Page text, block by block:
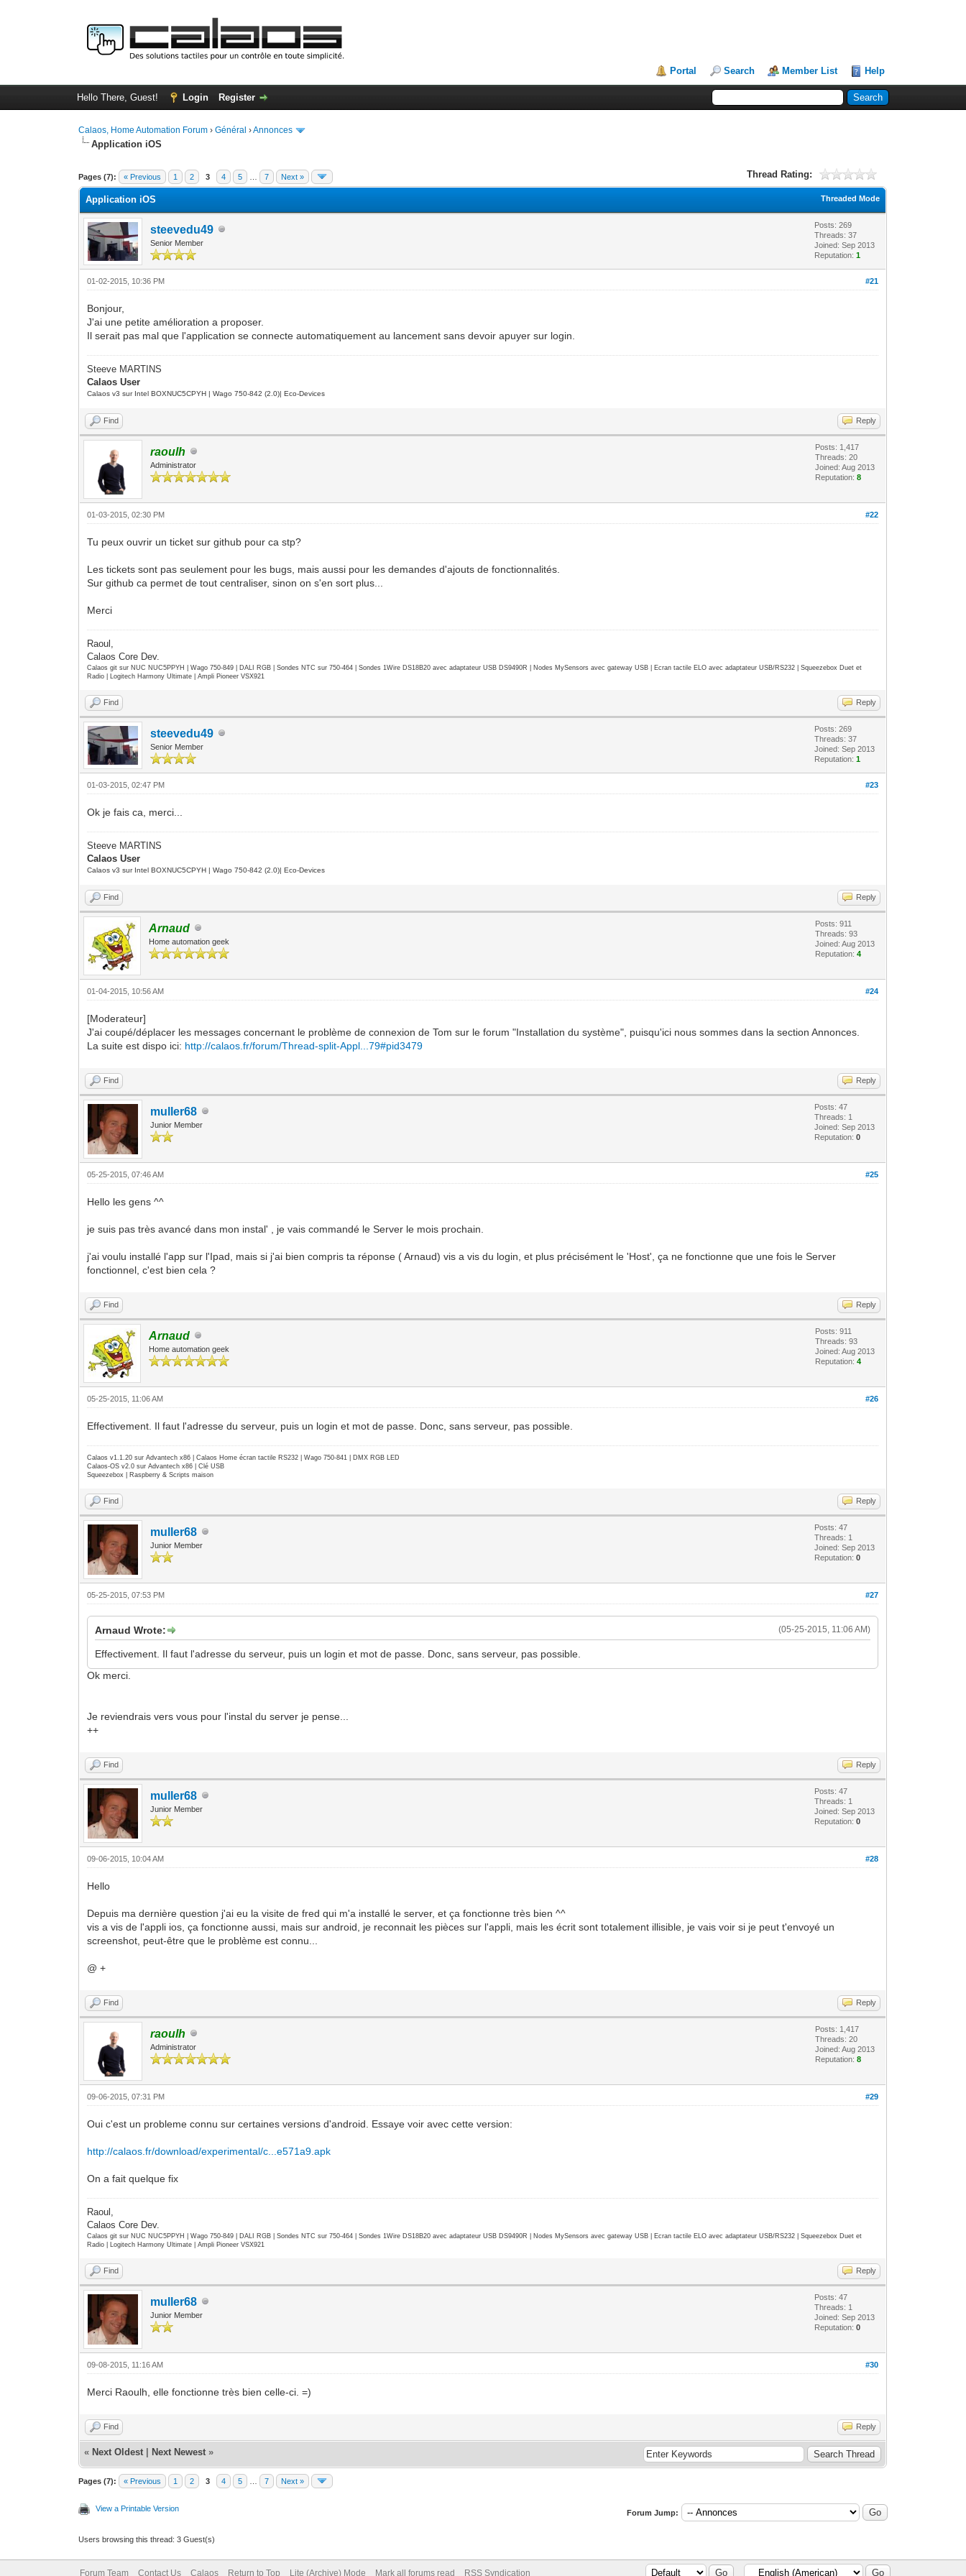
Portal Search Member List Help
Hello There, Guest! Login Register
Calaos, Home Automation Forum ›Général ›Annonces
Application iOS
Pages (7): « Previous 1 2 3 4 5 7 Next » Thread Rating:
0 Vote(s) - 0 Average
1
2
3
4
5
Threaded Mode
Application iOS
steevedu49
Senior Member
Posts: 269
Threads: 37
Joined: Sep 2013
Reputation:1
#21
01-02-2015, 10:36 PM
Bonjour,
J'ai une petite amélioration a proposer.
Il serait pas mal que l'application se connecte automatiquement au lancement sans devoir apuyer sur login.
Steeve MARTINS
Calaos User
Calaos v3 sur Intel BOXNUC5CPYH | Wago 750-842 (2.0)| Eco-Devices
Find Reply
raoulh
Administrator
Posts: 1,417
Threads: 20
Joined: Aug 2013
Reputation:8
#22
01-03-2015, 02:30 PM
Tu peux ouvrir un ticket sur github pour ca stp?
Les tickets sont pas seulement pour les bugs, mais aussi pour les demandes d'ajouts de fonctionnalités.
Sur github ca permet de tout centraliser, sinon on s'en sort plus...
Merci
Raoul,
Calaos Core Dev.
Calaos git sur NUC NUC5PPYH | Wago 750-849 | DALI RGB | Sondes NTC sur 750-464 | Sondes 1Wire DS18B20 avec adaptateur USB DS9490R | Nodes MySensors avec gateway USB | Ecran tactile ELO avec adaptateur USB/RS232 | Squeezebox Duet et
Radio | Logitech Harmony Ultimate | Ampli Pioneer VSX921
Find Reply
steevedu49
Senior Member
Posts: 269
Threads: 37
Joined: Sep 2013
Reputation:1
#23
01-03-2015, 02:47 PM
Ok je fais ca, merci...
Steeve MARTINS
Calaos User
Calaos v3 sur Intel BOXNUC5CPYH | Wago 750-842 (2.0)| Eco-Devices
Find Reply
Arnaud
Home automation geek
Posts: 911
Threads: 93
Joined: Aug 2013
Reputation:4
#24
01-04-2015, 10:56 AM
[Moderateur]
J'ai coupé/déplacer les messages concernant le problème de connexion de Tom sur le forum "Installation du système", puisqu'ici nous sommes dans la section Annonces.
La suite est dispo ici: http://calaos.fr/forum/Thread-split-Appl...79#pid3479
Find Reply
muller68
Junior Member
Posts: 47
Threads: 1
Joined: Sep 2013
Reputation:0
#25
05-25-2015, 07:46 AM
Hello les gens ^^
je suis pas très avancé dans mon instal' , je vais commandé le Server le mois prochain.
j'ai voulu installé l'app sur l'Ipad, mais si j'ai bien compris ta réponse ( Arnaud) vis a vis du login, et plus précisément le 'Host', ça ne fonctionne que une fois le Server
fonctionnel, c'est bien cela ?
Find Reply
Arnaud
Home automation geek
Posts: 911
Threads: 93
Joined: Aug 2013
Reputation:4
#26
05-25-2015, 11:06 AM
Effectivement. Il faut l'adresse du serveur, puis un login et mot de passe. Donc, sans serveur, pas possible.
Calaos v1.1.20 sur Advantech x86 | Calaos Home écran tactile RS232 | Wago 750-841 | DMX RGB LED
Calaos-OS v2.0 sur Advantech x86 | Clé USB
Squeezebox | Raspberry & Scripts maison
Find Reply
muller68
Junior Member
Posts: 47
Threads: 1
Joined: Sep 2013
Reputation:0
#27
05-25-2015, 07:53 PM
(05-25-2015, 11:06 AM)
Arnaud Wrote:
Effectivement. Il faut l'adresse du serveur, puis un login et mot de passe. Donc, sans serveur, pas possible.
Ok merci.
Je reviendrais vers vous pour l'instal du server je pense...
++
Find Reply
muller68
Junior Member
Posts: 47
Threads: 1
Joined: Sep 2013
Reputation:0
#28
09-06-2015, 10:04 AM
Hello
Depuis ma dernière question j'ai eu la visite de fred qui m'a installé le server, et ça fonctionne très bien ^^
vis a vis de l'appli ios, ça fonctionne aussi, mais sur android, je reconnait les pièces sur l'appli, mais les écrit sont totalement illisible, je vais voir si je peut t'envoyé un
screenshot, peut-être que le problème est connu...
@ +
Find Reply
raoulh
Administrator
Posts: 1,417
Threads: 20
Joined: Aug 2013
Reputation:8
#29
09-06-2015, 07:31 PM
Oui c'est un probleme connu sur certaines versions d'android. Essaye voir avec cette version:
http://calaos.fr/download/experimental/c...e571a9.apk
On a fait quelque fix
Raoul,
Calaos Core Dev.
Calaos git sur NUC NUC5PPYH | Wago 750-849 | DALI RGB | Sondes NTC sur 750-464 | Sondes 1Wire DS18B20 avec adaptateur USB DS9490R | Nodes MySensors avec gateway USB | Ecran tactile ELO avec adaptateur USB/RS232 | Squeezebox Duet et
Radio | Logitech Harmony Ultimate | Ampli Pioneer VSX921
Find Reply
muller68
Junior Member
Posts: 47
Threads: 1
Joined: Sep 2013
Reputation:0
#30
09-08-2015, 11:16 AM
Merci Raoulh, elle fonctionne très bien celle-ci. =)
Find Reply
« Next Oldest Next Newest »
Pages (7): « Previous 1 2 3 4 5 7 Next »
View a Printable Version Forum Jump:
Users browsing this thread: 3 Guest(s)
Forum Team Contact Us Calaos Return to Top Lite (Archive) Mode Mark all forums read RSS Syndication